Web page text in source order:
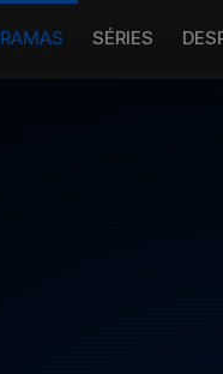
SÉRIES